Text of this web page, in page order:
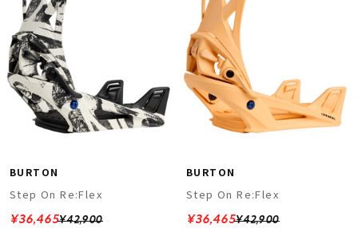
BURTON
Step On Re:Flex
¥42,900
¥36,465
BURTON
Step On Re:Flex
¥42,900
¥36,465